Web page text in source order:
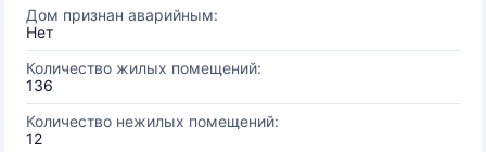
Дом признан аварийным:
Нет
Количество жилых помещений:
136
Количество нежилых помещений:
12